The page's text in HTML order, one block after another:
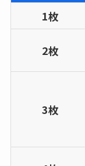
1枚
2枚
3枚